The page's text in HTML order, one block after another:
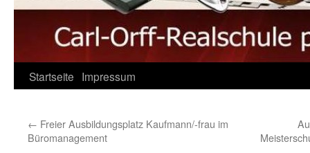
Startseite Impressum
← Freier Ausbildungsplatz Kaufmann/-frau im
Büromanagement